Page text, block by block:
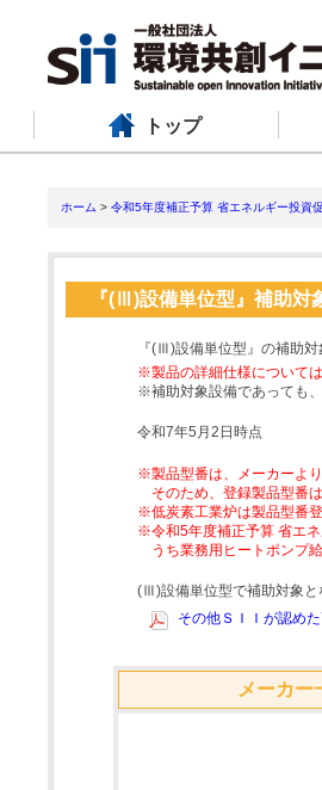
トップ
ホーム > 令和5年度補正予算 省エネルギー投資
『(Ⅲ)設備単位型』補助対
『(Ⅲ)設備単位型』の補助対
※製品の詳細仕様について
※補助対象設備であっても
令和7年5月2日時点
※製品型番は、メーカーよ
そのため、登録製品型番
※低炭素工業炉は製品型番
※令和5年度補正予算 省エ
うち業務用ヒートポンプ
(Ⅲ)設備単位型で補助対象と
その他ＳＩＩが認め
メーカー